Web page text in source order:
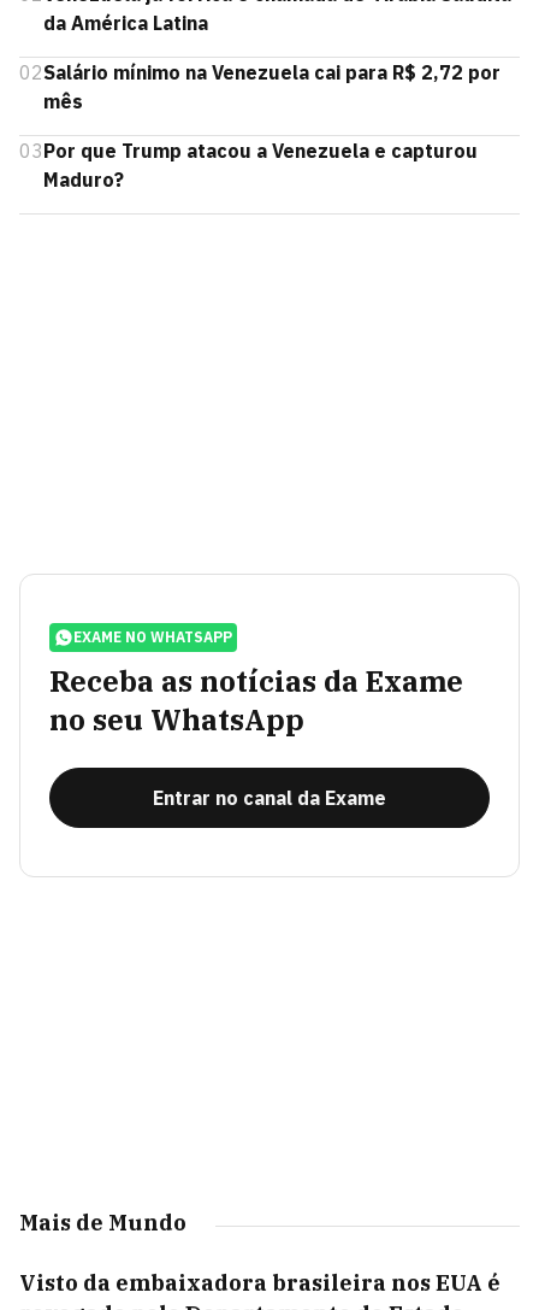
da América Latina
02Salário mínimo na Venezuela cai para R$ 2,72 por
mês
03Por que Trump atacou a Venezuela e capturou
Maduro?
EXAME NO WHATSAPP
Receba as notícias da Exame
no seu WhatsApp
Entrar no canal da Exame
Mais de Mundo
Visto da embaixadora brasileira nos EUA é